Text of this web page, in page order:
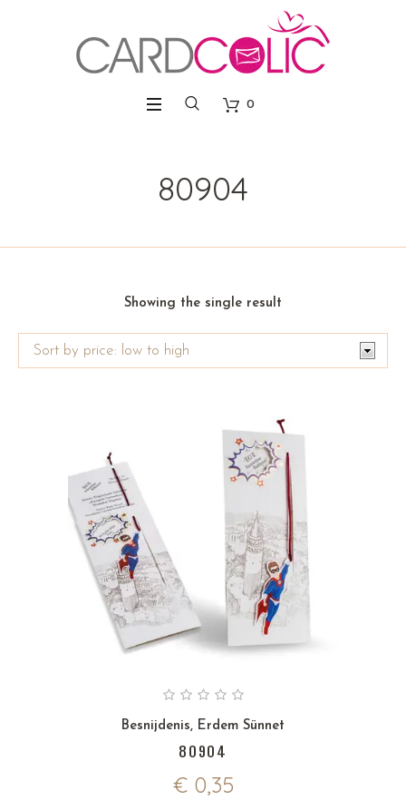
0
80904
Showing the single result
Besnijdenis, Erdem Sünnet
80904
€ 0,35